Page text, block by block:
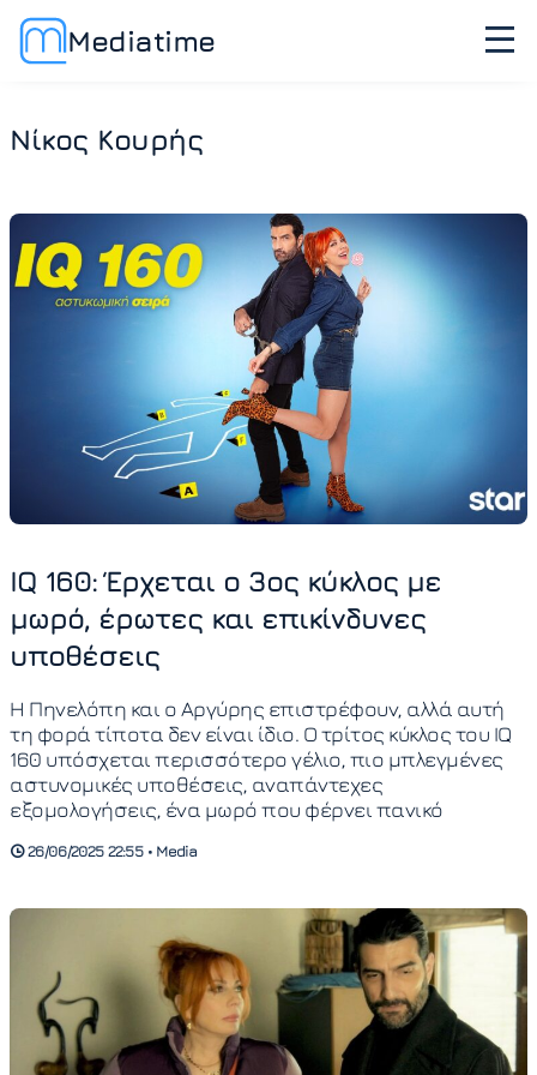
Mediatime
Νίκος Κουρής
IQ 160: Έρχεται ο 3ος κύκλος με
μωρό, έρωτες και επικίνδυνες
υποθέσεις
Η Πηνελόπη και ο Αργύρης επιστρέφουν, αλλά αυτή
τη φορά τίποτα δεν είναι ίδιο. Ο τρίτος κύκλος του IQ
160 υπόσχεται περισσότερο γέλιο, πιο μπλεγμένες
αστυνομικές υποθέσεις, αναπάντεχες
εξομολογήσεις, ένα μωρό που φέρνει πανικό
26/06/2025 22:55 • Media